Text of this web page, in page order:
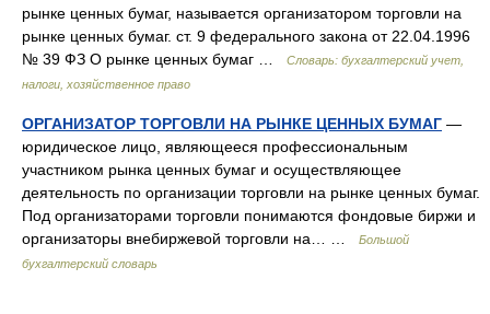
рынке ценных бумаг, называется организатором торговли на
рынке ценных бумаг. ст. 9 федерального закона от 22.04.1996
№ 39 ФЗ О рынке ценных бумаг …
Словарь: бухгалтерский учет,
налоги, хозяйственное право
ОРГАНИЗАТОР ТОРГОВЛИ НА РЫНКЕ ЦЕННЫХ БУМАГ —
юридическое лицо, являющееся профессиональным
участником рынка ценных бумаг и осуществляющее
деятельность по организации торговли на рынке ценных бумаг.
Под организаторами торговли понимаются фондовые биржи и
организаторы внебиржевой торговли на… …
Большой
бухгалтерский словарь